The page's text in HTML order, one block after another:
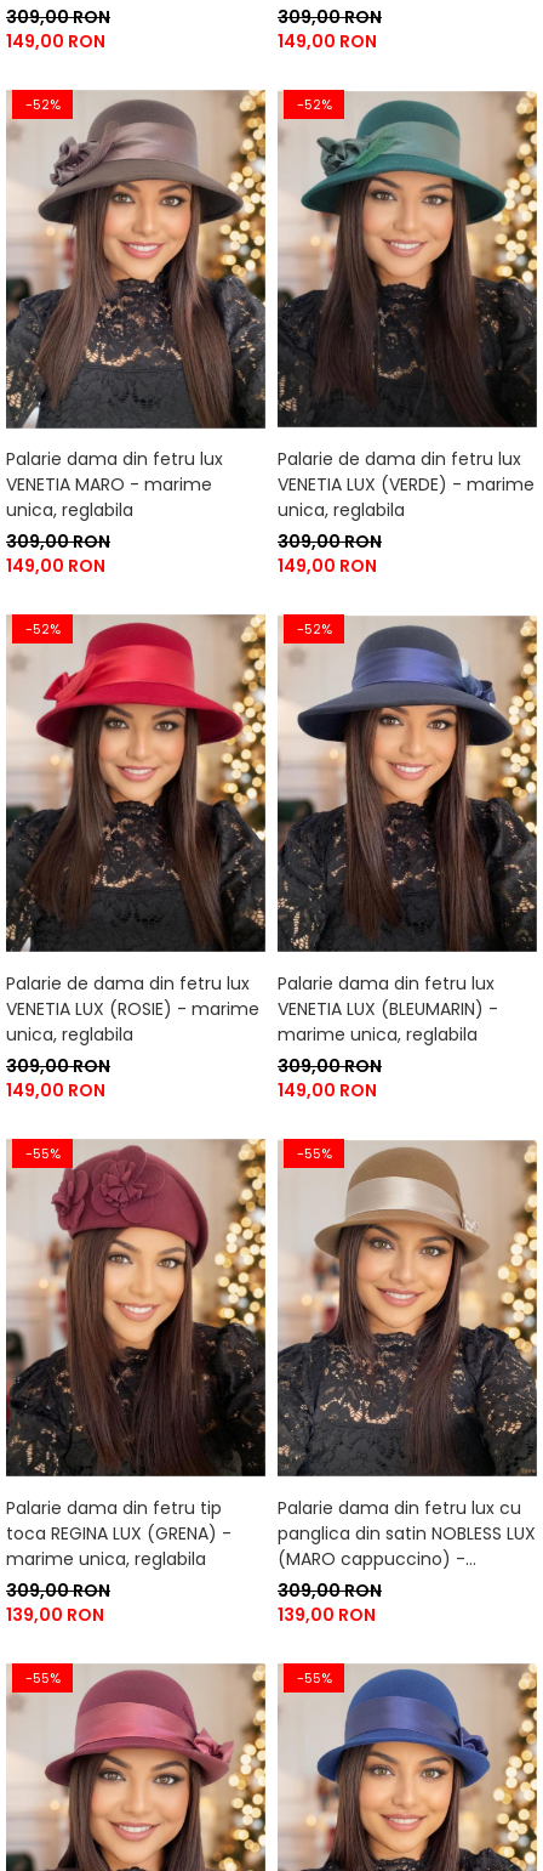
309,00 RON
149,00 RON
309,00 RON
149,00 RON
-52%
Palarie dama din fetru lux
VENETIA MARO - marime
unica, reglabila
309,00 RON
149,00 RON
-52%
Palarie de dama din fetru lux
VENETIA LUX (VERDE) - marime
unica, reglabila
309,00 RON
149,00 RON
-52%
Palarie de dama din fetru lux
VENETIA LUX (ROSIE) - marime
unica, reglabila
309,00 RON
149,00 RON
-52%
Palarie dama din fetru lux
VENETIA LUX (BLEUMARIN) -
marime unica, reglabila
309,00 RON
149,00 RON
-55%
Palarie dama din fetru tip
toca REGINA LUX (GRENA) -
marime unica, reglabila
309,00 RON
139,00 RON
-55%
Palarie dama din fetru lux cu
panglica din satin NOBLESS LUX
(MARO cappuccino) -
marime unica, reglabila
309,00 RON
139,00 RON
-55% -55%